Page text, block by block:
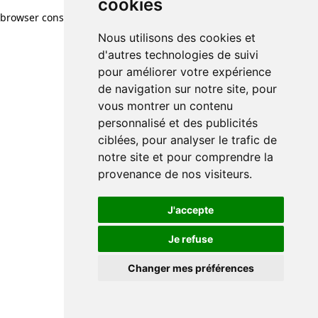
cookies
Nous utilisons des cookies et
d'autres technologies de suivi
pour améliorer votre expérience
de navigation sur notre site, pour
vous montrer un contenu
personnalisé et des publicités
ciblées, pour analyser le trafic de
notre site et pour comprendre la
provenance de nos visiteurs.
J'accepte
Je refuse
Changer mes préférences
browser console for more information)